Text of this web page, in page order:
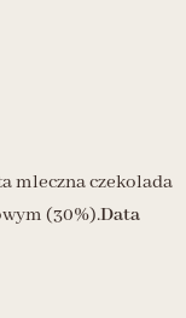
mleczna czekolada
(30%).Data